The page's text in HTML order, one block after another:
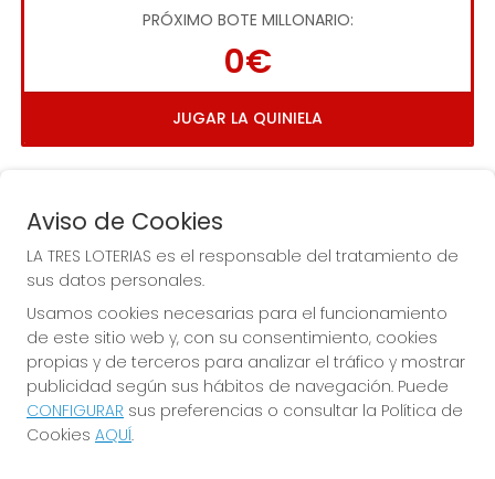
PRÓXIMO BOTE MILLONARIO:
0€
JUGAR LA QUINIELA
¡La Tres Loterias te desea Mucha Suerte!
Aviso de Cookies
LA TRES LOTERIAS es el responsable del tratamiento de
sus datos personales.
Usamos cookies necesarias para el funcionamiento
de este sitio web y, con su consentimiento, cookies
propias y de terceros para analizar el tráfico y mostrar
publicidad según sus hábitos de navegación. Puede
CONFIGURAR sus preferencias o consultar la Política de
Cookies AQUÍ.